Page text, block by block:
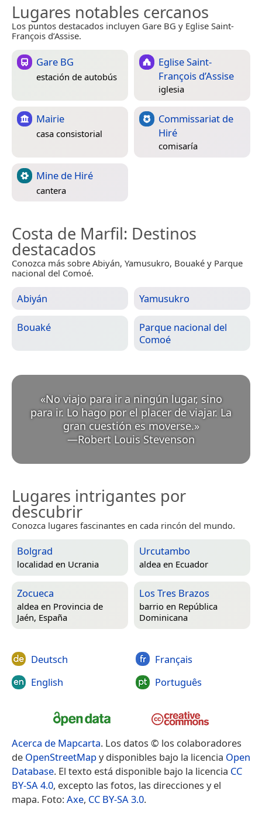
Lugares notables cercanos
Los puntos destacados incluyen Gare BG y Eglise Saint-
François d’Assise.
Gare BG
estación de autobús
Eglise Saint-
François d’Assise
iglesia
Mairie
casa consistorial
Commissariat de
Hiré
comisaría
Mine de Hiré
cantera
Costa de Marfil: Destinos
destacados
Conozca más sobre Abiyán, Yamusukro, Bouaké y Parque
nacional del Comoé.
Abiyán Yamusukro
Bouaké
Parque nacional del
Comoé
«No viajo para ir a ningún lugar, sino
para ir. Lo hago por el placer de viajar. La
gran cuestión es moverse. »
—Robert Louis Stevenson
Lugares intrigantes por
descubrir
Conozca lugares fascinantes en cada rincón del mundo.
Bolgrad
localidad en Ucrania
Urcutambo
aldea en Ecuador
Zocueca
aldea en Provincia de
Jaén, España
Los Tres Brazos
barrio en República
Dominicana
Deutsch
English
Français
Português
Acerca de Mapcarta. Los datos © los colaboradores
de OpenStreetMapy disponibles bajo la licencia Open
Database. El texto está disponible bajo la licencia CC
BY-SA 4.0, excepto las fotos, las direcciones y el
mapa. Foto:Axe, CC BY-SA 3.0.